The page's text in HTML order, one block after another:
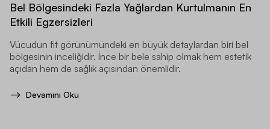
Bel Bölgesindeki Fazla Yağlardan Kurtulmanın En
Etkili Egzersizleri
Vücudun fit görünümündeki en büyük detaylardan biri bel
bölgesinin inceliğidir. İnce bir bele sahip olmak hem estetik
açıdan hem de sağlık açısından önemlidir.
Devamını Oku